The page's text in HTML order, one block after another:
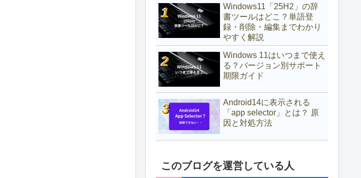
Windows11「25H2」の辞
書ツールはどこ？単語登
録・削除・編集までわかり
やすく解説
Windows 11はいつまで使え
る？バージョン別サポート
期限ガイド
Android14に表示される
「app selector」とは？ 原
因と対処方法
このブログを運営している人